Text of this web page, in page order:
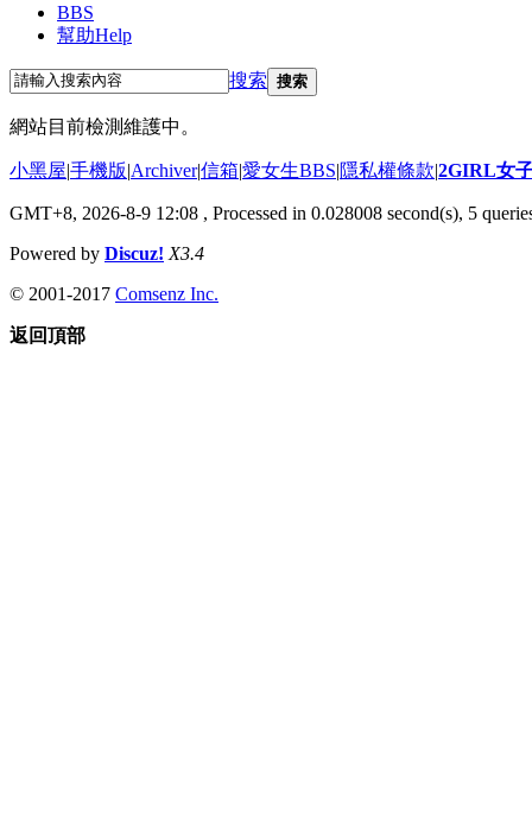
BBS
幫助Help
搜索 搜索
網站目前檢測維護中。
小黑屋|手機版|Archiver|信箱|愛女生BBS|隱私權條款|2GIRL女
GMT+8, 2026-8-9 12:08 , Processed in 0.028008 second(s), 5
Powered by Discuz! X3.4
© 2001-2017 Comsenz Inc.
返回頂部